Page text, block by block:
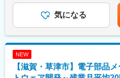
トウェアの重要性が急速に高
寄せられています。今後の事
ジニアや、将来のリーダー候
■当社の魅力
で完結できるため、実践的か
■職務詳細
・エッジデバイス製品開発（
・エッジデバイスと連携する
■携わる事業・製品・サービス
あり、選考を通じて上下する
手当を含めた表記です。
気になる
NEW
【滋賀・草津市】電子部品